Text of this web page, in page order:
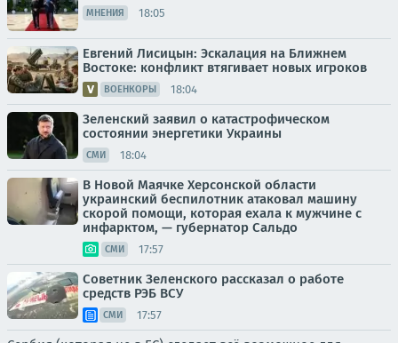
МНЕНИЯ 18:05
Евгений Лисицын: Эскалация на Ближнем
Востоке: конфликт втягивает новых игроков
ВОЕНКОРЫ 18:04
Зеленский заявил о катастрофическом
состоянии энергетики Украины
СМИ 18:04
В Новой Маячке Херсонской области
украинский беспилотник атаковал машину
скорой помощи, которая ехала к мужчине с
инфарктом, — губернатор Сальдо
СМИ 17:57
Советник Зеленского рассказал о работе
средств РЭБ ВСУ
СМИ 17:57